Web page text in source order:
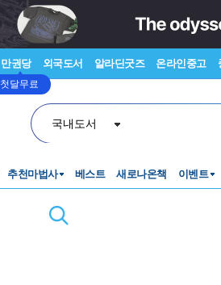
만권당
첫달무료
외국도서 알라딘굿즈 온라인중고
국내도서
추천마법사 베스트 새로나온책 이벤트